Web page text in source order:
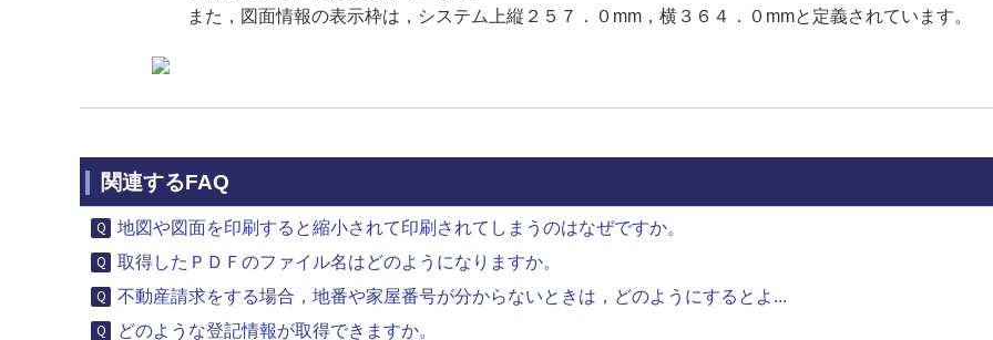
また，図面情報の表示枠は，システム上縦２５７．０mm，横３６４．０mmと定義されています。
関連するFAQ
地図や図面を印刷すると縮小されて印刷されてしまうのはなぜですか。
取得したＰＤＦのファイル名はどのようになりますか。
不動産請求をする場合，地番や家屋番号が分からないときは，どのようにするとよ...
どのような登記情報が取得できますか。